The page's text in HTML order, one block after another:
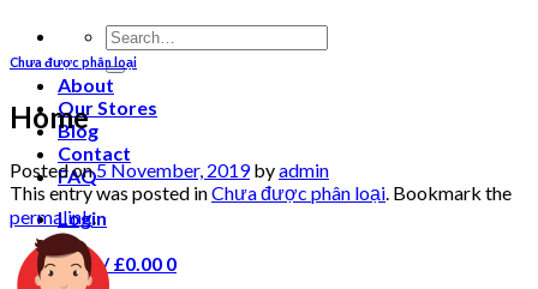
Search
for:
About
Our Stores
Blog
Contact
FAQ
Login
Cart /£0.00 0
Chưa được phân loại
Home
Posted on5 November, 2019byadmin
This entry was posted inChưa được phân loại. Bookmark the
permalink.